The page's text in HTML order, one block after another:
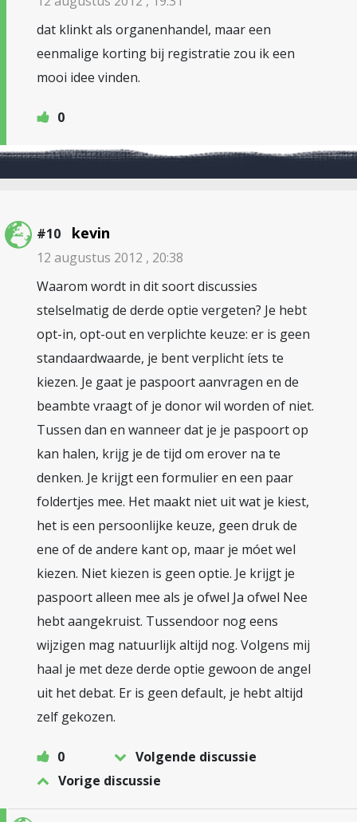
dat klinkt als organenhandel, maar een
eenmalige korting bij registratie zou ik een
mooi idee vinden.
0
#10 kevin
12 augustus 2012 , 20:38
Waarom wordt in dit soort discussies
stelselmatig de derde optie vergeten? Je hebt
opt-in, opt-out en verplichte keuze: er is geen
standaardwaarde, je bent verplicht íets te
kiezen. Je gaat je paspoort aanvragen en de
beambte vraagt of je donor wil worden of niet.
Tussen dan en wanneer dat je je paspoort op
kan halen, krijg je de tijd om erover na te
denken. Je krijgt een formulier en een paar
foldertjes mee. Het maakt niet uit wat je kiest,
het is een persoonlijke keuze, geen druk de
ene of de andere kant op, maar je móet wel
kiezen. Niet kiezen is geen optie. Je krijgt je
paspoort alleen mee als je ofwel Ja ofwel Nee
hebt aangekruist. Tussendoor nog eens
wijzigen mag natuurlijk altijd nog. Volgens mij
haal je met deze derde optie gewoon de angel
uit het debat. Er is geen default, je hebt altijd
zelf gekozen.
0
Volgende discussie
Vorige discussie